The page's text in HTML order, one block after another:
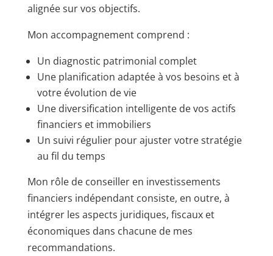
alignée sur vos objectifs.
Mon accompagnement comprend :
Un diagnostic patrimonial complet
Une planification adaptée à vos besoins et à
votre évolution de vie
Une diversification intelligente de vos actifs
financiers et immobiliers
Un suivi régulier pour ajuster votre stratégie
au fil du temps
Mon rôle de conseiller en investissements
financiers indépendant consiste, en outre, à
intégrer les aspects juridiques, fiscaux et
économiques dans chacune de mes
recommandations.